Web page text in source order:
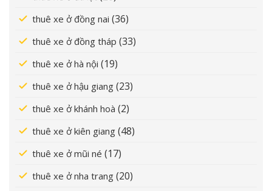
thuê xe ở đồng nai (36)
thuê xe ở đồng tháp (33)
thuê xe ở hà nội (19)
thuê xe ở hậu giang (23)
thuê xe ở khánh hoà (2)
thuê xe ở kiên giang (48)
thuê xe ở mũi né (17)
thuê xe ở nha trang (20)